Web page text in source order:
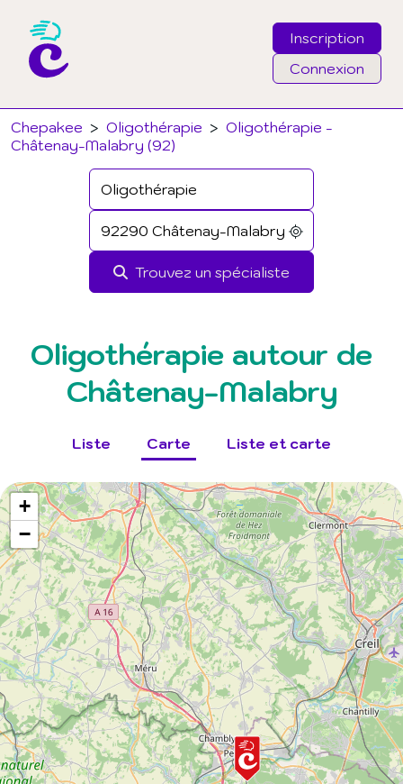
Inscription
Connexion
Chepakee > Oligothérapie > Oligothérapie -
Châtenay-Malabry (92)
Trouvez un spécialiste
Email
Mot de passe
J'ai oublié mon mot de passe
Connexion
Oligothérapie autour de
Châtenay-Malabry
Liste Carte Liste et carte
+
−